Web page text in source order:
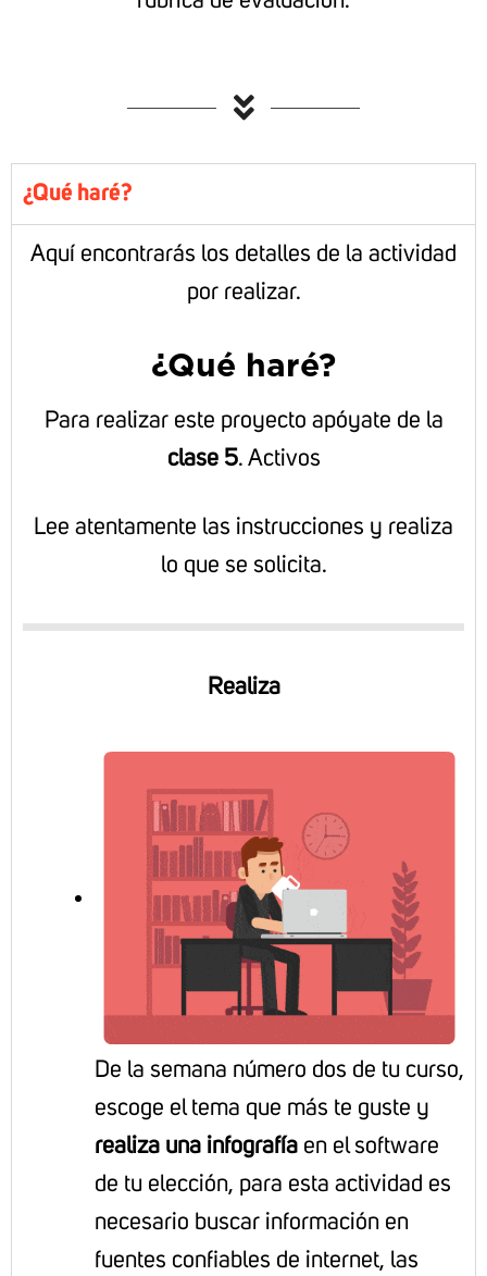
¿Qué haré?
Aquí encontrarás los detalles de la actividad
por realizar.
¿Qué haré?
Para realizar este proyecto apóyate de la
clase 5. Activos
Lee atentamente las instrucciones y realiza
lo que se solicita.
Realiza
De la semana número dos de tu curso,
escoge el tema que más te guste y
realiza una infografía en el software
de tu elección, para esta actividad es
necesario buscar información en
fuentes confiables de internet, las